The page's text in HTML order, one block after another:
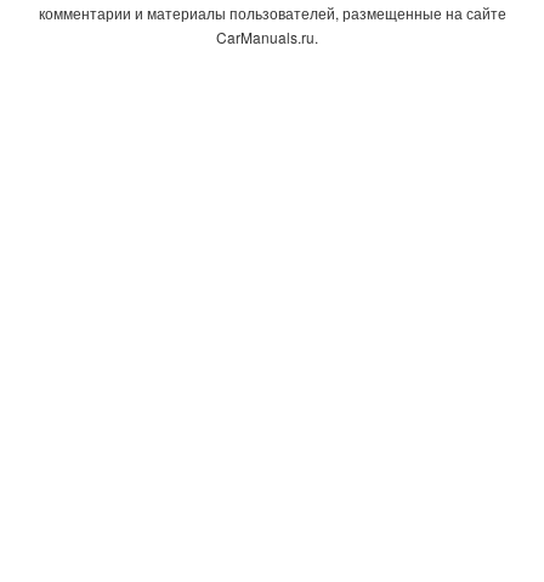
комментарии и материалы пользователей, размещенные на сайте
CarManuals.ru.